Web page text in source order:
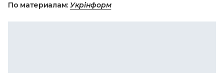
По материалам: Укрінформ